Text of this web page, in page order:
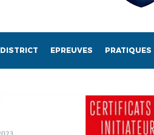
DISTRICT EPREUVES PRATIQUES